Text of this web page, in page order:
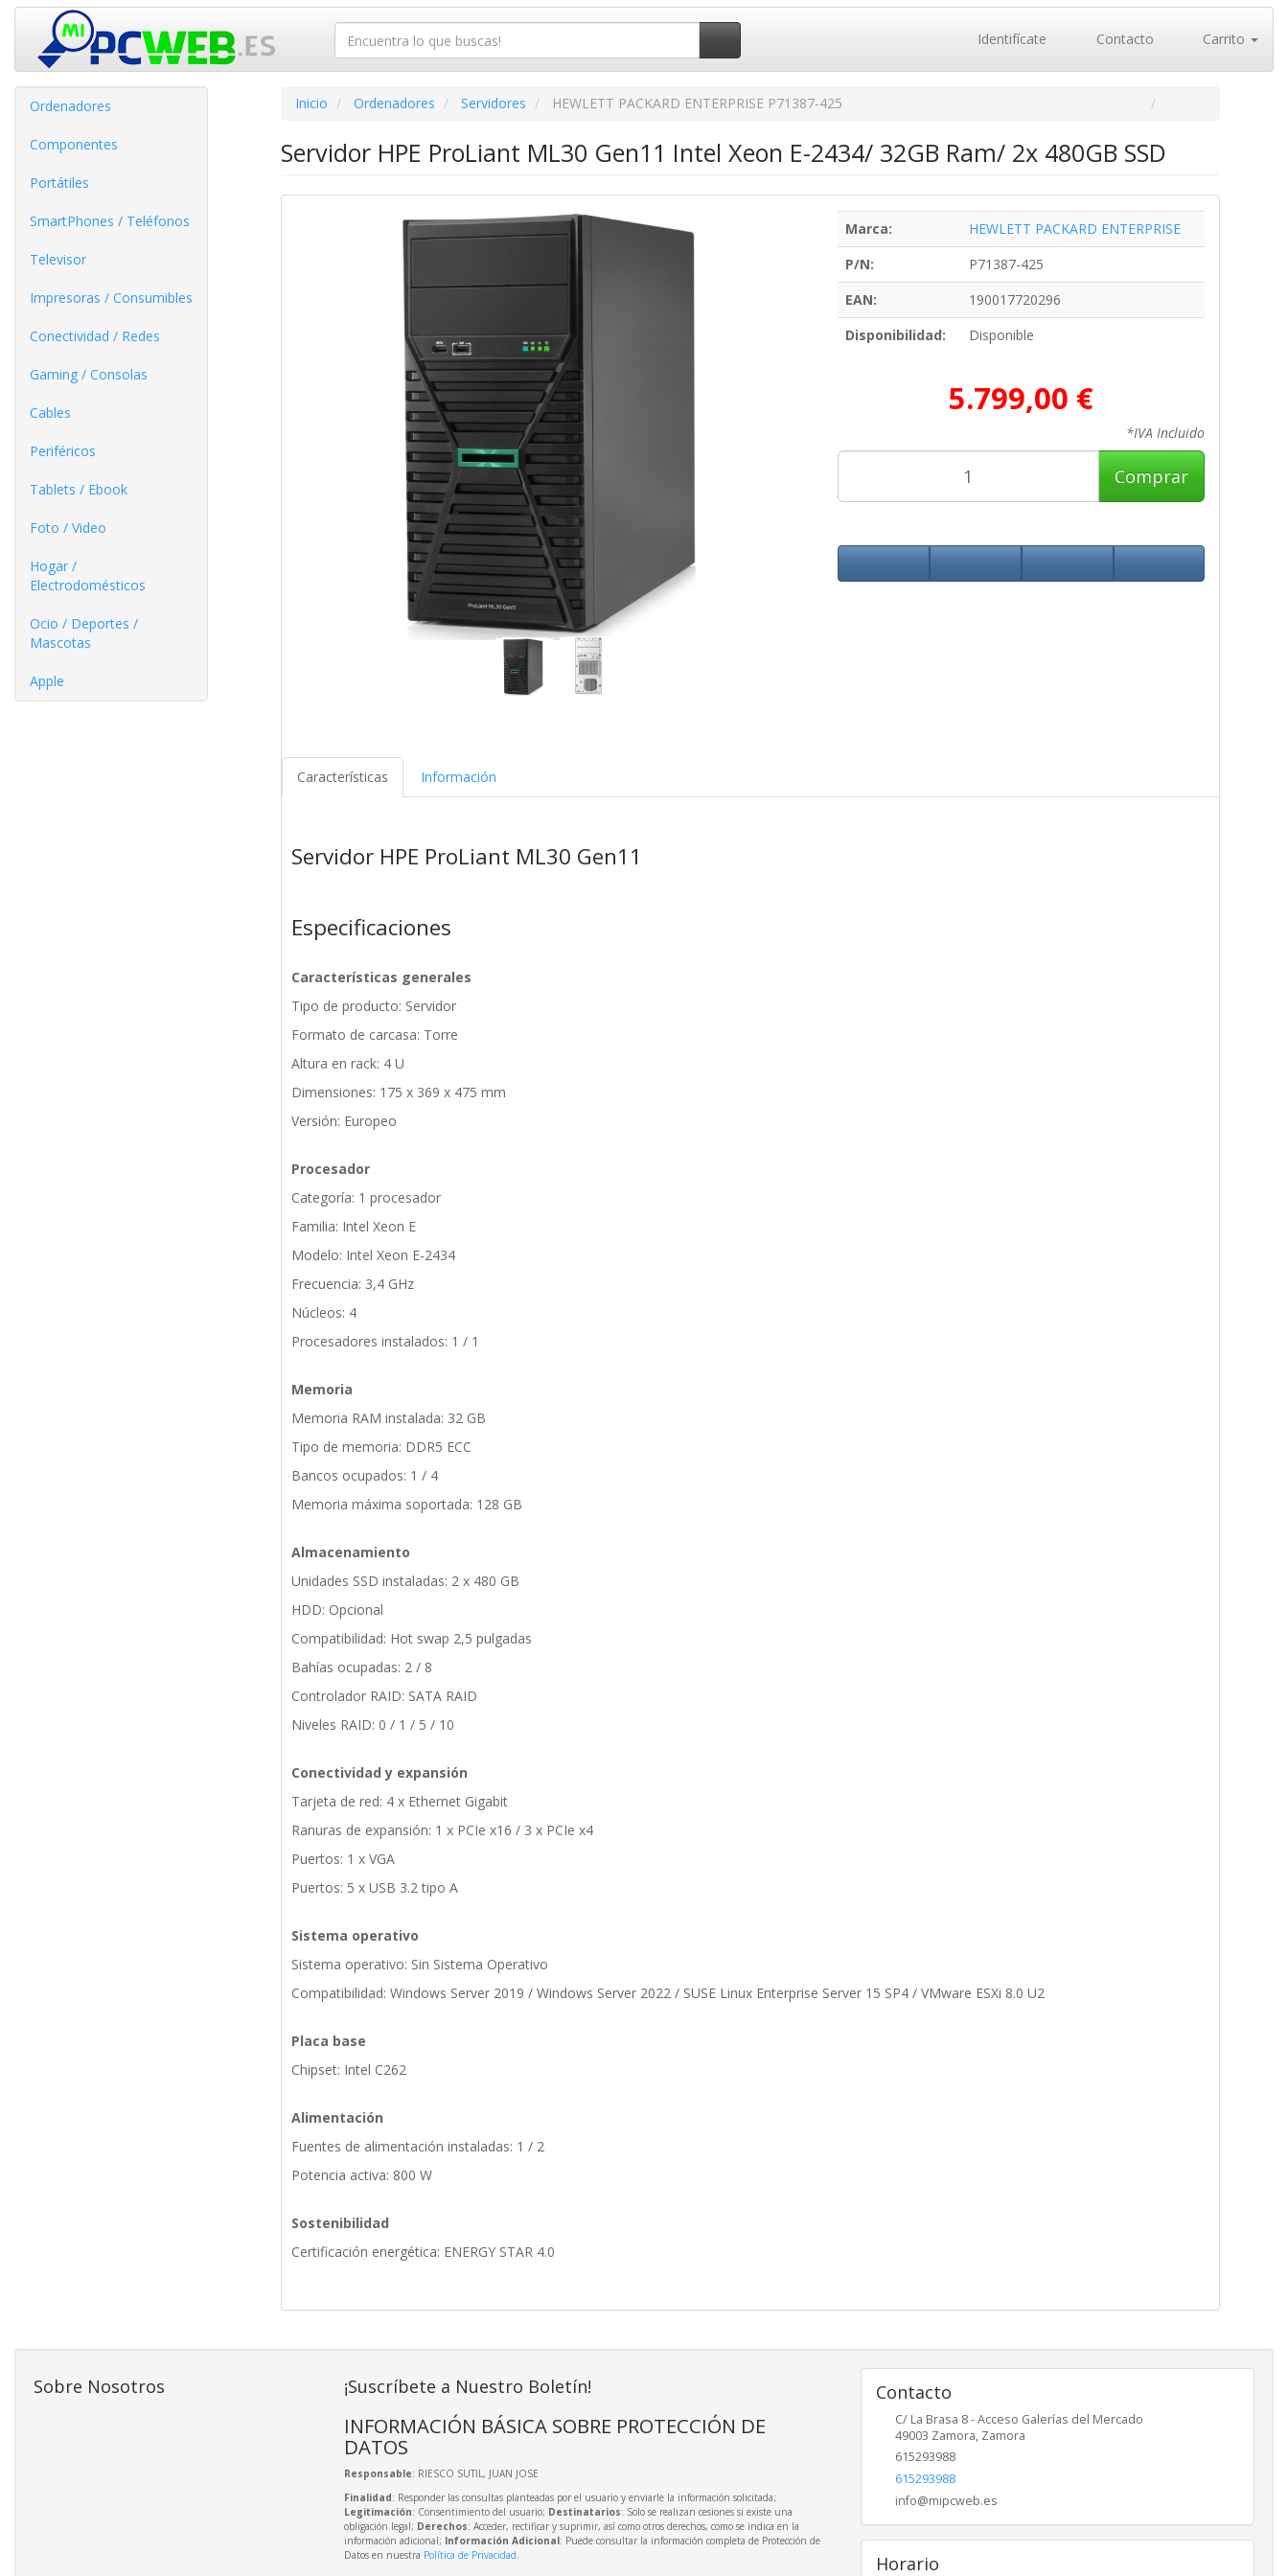
Identifícate Contacto Carrito
Ordenadores
Componentes
Portátiles
SmartPhones / Teléfonos
Televisor
Impresoras / Consumibles
Conectividad / Redes
Gaming / Consolas
Cables
Periféricos
Tablets / Ebook
Foto / Video
Hogar /
Electrodomésticos
Ocio / Deportes /
Mascotas
Apple
Inicio Ordenadores Servidores HEWLETT PACKARD ENTERPRISE P71387-425
Servidor HPE ProLiant ML30 Gen11 Intel Xeon E-2434/ 32GB Ram/ 2x 480GB SSD
Marca:
HEWLETT PACKARD ENTERPRISE
P/N:
P71387-425
EAN:
190017720296
Disponibilidad:
Disponible
5.799,00 €
*IVA Incluido
Comprar
Características Información
Servidor HPE ProLiant ML30 Gen11
Especificaciones
Características generales
Tipo de producto: Servidor
Formato de carcasa: Torre
Altura en rack: 4 U
Dimensiones: 175 x 369 x 475 mm
Versión: Europeo
Procesador
Categoría: 1 procesador
Familia: Intel Xeon E
Modelo: Intel Xeon E-2434
Frecuencia: 3,4 GHz
Núcleos: 4
Procesadores instalados: 1 / 1
Memoria
Memoria RAM instalada: 32 GB
Tipo de memoria: DDR5 ECC
Bancos ocupados: 1 / 4
Memoria máxima soportada: 128 GB
Almacenamiento
Unidades SSD instaladas: 2 x 480 GB
HDD: Opcional
Compatibilidad: Hot swap 2,5 pulgadas
Bahías ocupadas: 2 / 8
Controlador RAID: SATA RAID
Niveles RAID: 0 / 1 / 5 / 10
Conectividad y expansión
Tarjeta de red: 4 x Ethernet Gigabit
Ranuras de expansión: 1 x PCIe x16 / 3 x PCIe x4
Puertos: 1 x VGA
Puertos: 5 x USB 3.2 tipo A
Sistema operativo
Sistema operativo: Sin Sistema Operativo
Compatibilidad: Windows Server 2019 / Windows Server 2022 / SUSE Linux Enterprise Server 15 SP4 / VMware ESXi 8.0 U2
Placa base
Chipset: Intel C262
Alimentación
Fuentes de alimentación instaladas: 1 / 2
Potencia activa: 800 W
Sostenibilidad
Certificación energética: ENERGY STAR 4.0
Sobre Nosotros ¡Suscríbete a Nuestro Boletín!
INFORMACIÓN BÁSICA SOBRE PROTECCIÓN DE
DATOS
Responsable: RIESCO SUTIL, JUAN JOSE
Finalidad: Responder las consultas planteadas por el usuario y enviarle la información solicitada;
Legitimación: Consentimiento del usuario; Destinatarios: Solo se realizan cesiones si existe una
obligación legal; Derechos: Acceder, rectificar y suprimir, así como otros derechos, como se indica en la
información adicional; Información Adicional: Puede consultar la información completa de Protección de
Datos en nuestra Política de Privacidad.
Contacto
C/ La Brasa 8 - Acceso Galerías del Mercado
49003 Zamora, Zamora
615293988
615293988
info@mipcweb.es
Horario